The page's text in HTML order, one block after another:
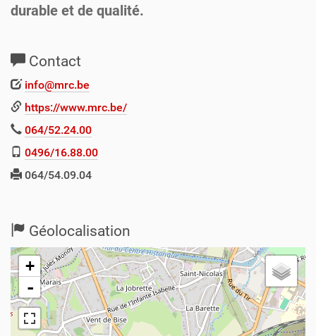
durable et de qualité.
Contact
info@mrc.be
https://www.mrc.be/
064/52.24.00
0496/16.88.00
064/54.09.04
Géolocalisation
+
-